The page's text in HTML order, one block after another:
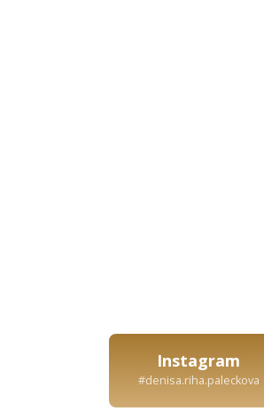
Instagram
#denisa.riha.paleckova